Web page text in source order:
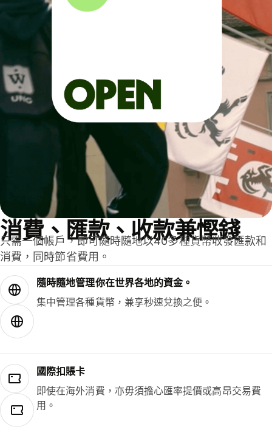
消費、匯款、收款兼慳錢
只需一個帳戶，即可隨時隨地以40多種貨幣收發匯款和
消費，同時節省費用。
隨時隨地管理你在世界各地的資金。
集中管理各種貨幣，兼享秒速兌換之便。
國際扣賬卡
即使在海外消費，亦毋須擔心匯率提價或高昂交易費
用。